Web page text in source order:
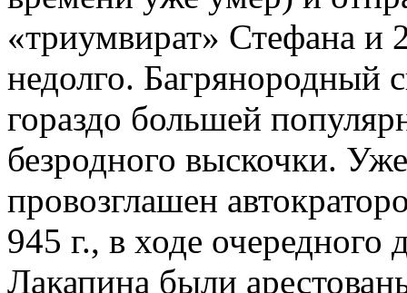
«триумвират» Стефана и
недолго. Багрянородный
гораздо большей
безродного выскочки.
провозглашен
945 г., в ходе очередного
Лакапина были